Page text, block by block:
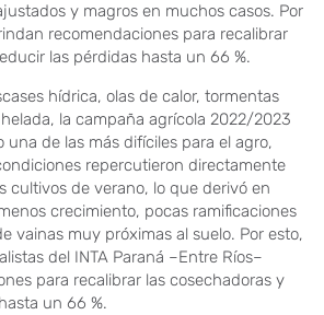
y magros en muchos casos. Por
recomendaciones para recalibrar
las pérdidas hasta un 66 %.
hídrica, olas de calor, tormentas
la campaña agrícola 2022/2023
una de las más difíciles para el agro,
repercutieron directamente
cultivos de verano, lo que derivó en
crecimiento, pocas ramificaciones
vainas muy próximas al suelo. Por esto,
del INTA Paraná –Entre Ríos–
para recalibrar las cosechadoras y
un 66 %.